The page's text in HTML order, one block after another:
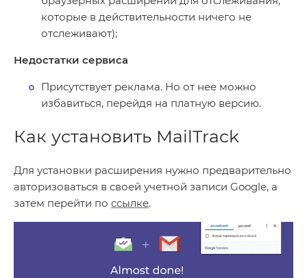
которые в действительности ничего не
отслеживают);
Недостатки сервиса
Присутствует реклама. Но от нее можно
избавиться, перейдя на платную версию.
Как установить MailTrack
Для установки расширения нужно предварительно
авторизоваться в своей учетной записи Google, а
затем перейти по ссылке.